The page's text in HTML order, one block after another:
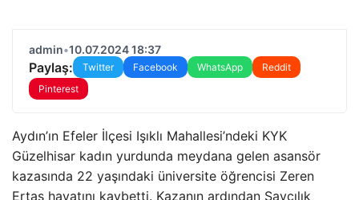
admin•10.07.2024 18:37
Paylaş: Twitter Facebook WhatsApp
Reddit
Pinterest
Aydın’ın Efeler İlçesi Işıklı Mahallesi’ndeki KYK
Güzelhisar kadın yurdunda meydana gelen asansör
kazasında 22 yaşındaki üniversite öğrencisi Zeren
Ertaş hayatını kaybetti. Kazanın ardından Savcılık